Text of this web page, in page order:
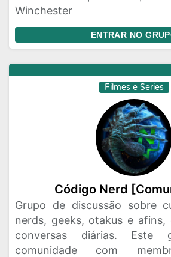
Winchester
ENTRAR NO
Filmes e Series
Código Nerd
Grupo de discussão sobre
nerds, geeks, otakus e afins,
conversas diárias. Este
comunidade com